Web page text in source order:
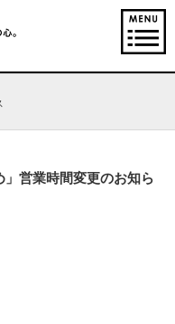
」営業時間変更のお知ら